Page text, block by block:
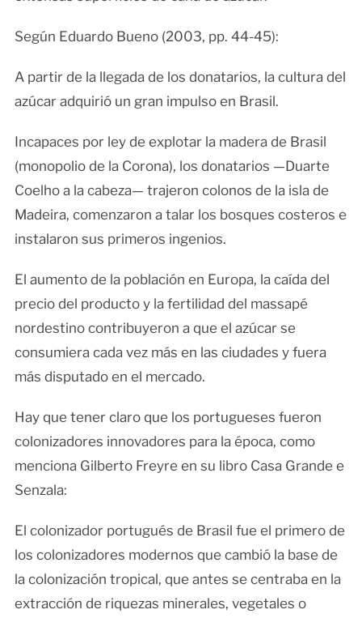
Según Eduardo Bueno (2003, pp. 44-45):
A partir de la llegada de los donatarios, la cultura del
azúcar adquirió un gran impulso en Brasil.
Incapaces por ley de explotar la madera de Brasil
(monopolio de la Corona), los donatarios —Duarte
Coelho a la cabeza— trajeron colonos de la isla de
Madeira, comenzaron a talar los bosques costeros e
instalaron sus primeros ingenios.
El aumento de la población en Europa, la caída del
precio del producto y la fertilidad del massapé
nordestino contribuyeron a que el azúcar se
consumiera cada vez más en las ciudades y fuera
más disputado en el mercado.
Hay que tener claro que los portugueses fueron
colonizadores innovadores para la época, como
menciona Gilberto Freyre en su libro Casa Grande e
Senzala:
El colonizador portugués de Brasil fue el primero de
los colonizadores modernos que cambió la base de
la colonización tropical, que antes se centraba en la
extracción de riquezas minerales, vegetales o